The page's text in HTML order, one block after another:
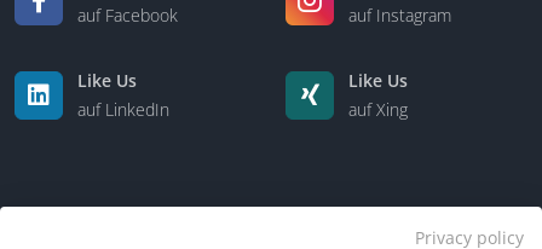
auf Facebook
auf Instagram
Like Us
auf LinkedIn
Like Us
auf Xing
Privacy policy